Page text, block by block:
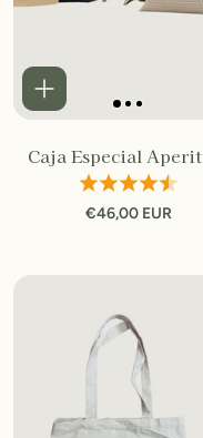
Caja Especial
€46,00 EUR
Para